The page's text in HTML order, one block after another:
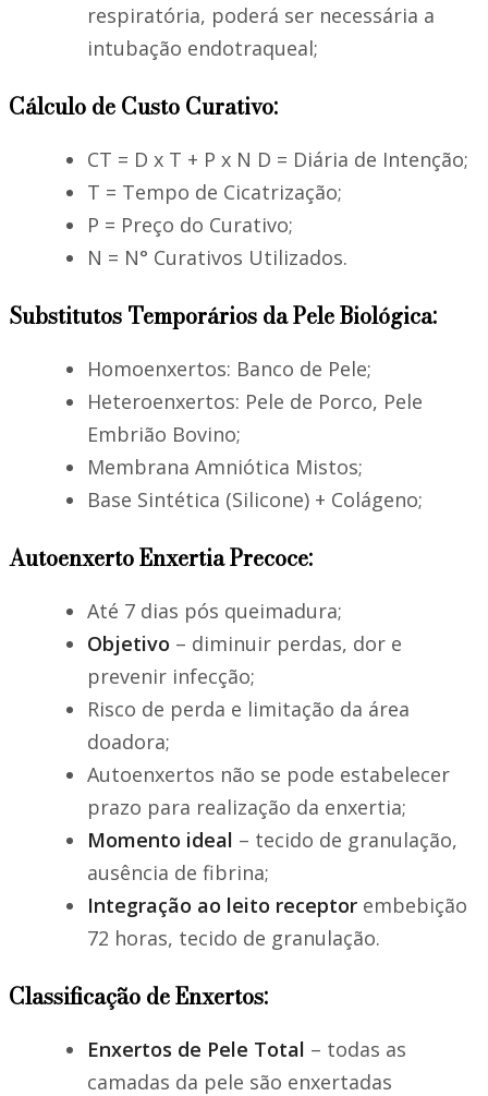
respiratória, poderá ser necessária a
intubação endotraqueal;
Cálculo de Custo Curativo:
CT = D x T + P x N D = Diária de Intenção;
T = Tempo de Cicatrização;
P = Preço do Curativo;
N = N° Curativos Utilizados.
Substitutos Temporários da Pele Biológica:
Homoenxertos: Banco de Pele;
Heteroenxertos: Pele de Porco, Pele
Embrião Bovino;
Membrana Amniótica Mistos;
Base Sintética (Silicone) + Colágeno;
Autoenxerto Enxertia Precoce:
Até 7 dias pós queimadura;
Objetivo – diminuir perdas, dor e
prevenir infecção;
Risco de perda e limitação da área
doadora;
Autoenxertos não se pode estabelecer
prazo para realização da enxertia;
Momento ideal – tecido de granulação,
ausência de fibrina;
Integração ao leito receptor embebição
72 horas, tecido de granulação.
Classificação de Enxertos:
Enxertos de Pele Total – todas as
camadas da pele são enxertadas